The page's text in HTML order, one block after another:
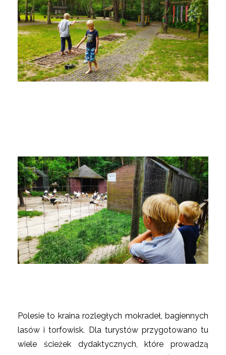
Polesie to kraina rozległych mokradeł, bagiennych
lasów i torfowisk. Dla turystów przygotowano tu
wiele ścieżek dydaktycznych, które prowadzą